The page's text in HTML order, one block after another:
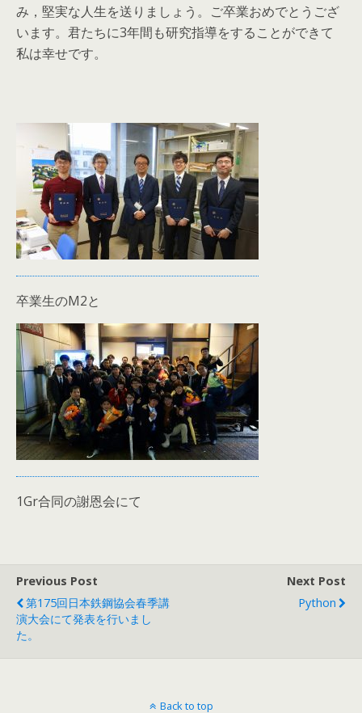
み，堅実な人生を送りましょう。ご卒業おめでとうござ
います。君たちに3年間も研究指導をすることができて
私は幸せです。
卒業生のM2と
1Gr合同の謝恩会にて
Previous Post
第175回日本鉄鋼協会春季講
演大会にて発表を行いまし
た。
Next Post
Python
Back to top